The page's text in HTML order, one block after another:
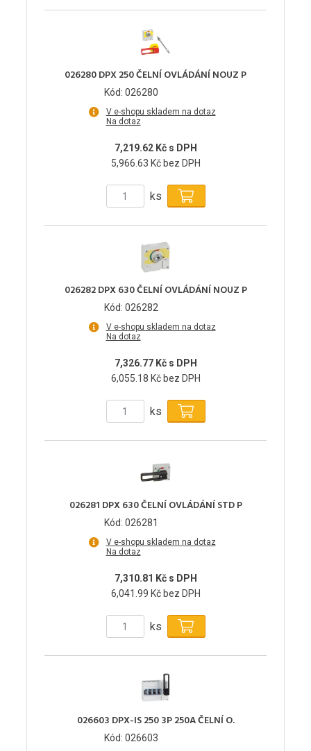
026280 DPX 250 ČELNÍ OVLÁDÁNÍ NOUZ P
Kód: 026280
V e-shopu skladem na dotaz
Na dotaz
7,219.62 Kč s DPH
5,966.63 Kč bez DPH
ks
026282 DPX 630 ČELNÍ OVLÁDÁNÍ NOUZ P
Kód: 026282
V e-shopu skladem na dotaz
Na dotaz
7,326.77 Kč s DPH
6,055.18 Kč bez DPH
ks
026281 DPX 630 ČELNÍ OVLÁDÁNÍ STD P
Kód: 026281
V e-shopu skladem na dotaz
Na dotaz
7,310.81 Kč s DPH
6,041.99 Kč bez DPH
ks
026603 DPX-IS 250 3P 250A ČELNÍ O.
Kód: 026603